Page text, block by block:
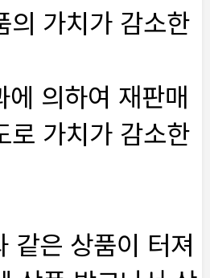
의 가치가 감소한
의하여 재판매
로 가치가 감소한
같은 상품이 터져